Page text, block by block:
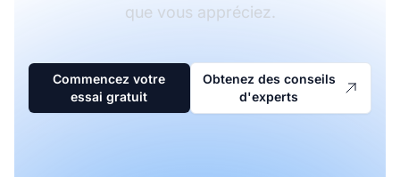
que vous appréciez.
Commencez votre
essai gratuit
Obtenez des conseils
d'experts